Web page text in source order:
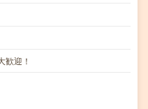
歓迎！